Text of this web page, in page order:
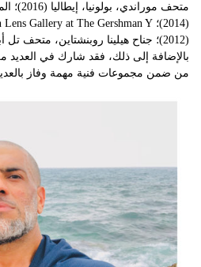
متحف
بالإضافة إلى ذلك، فقد شارك في العديد
من ضمن مجموعات فنية مهمة وفاز